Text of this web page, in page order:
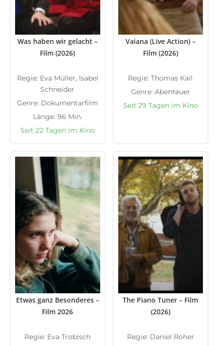
Was haben wir gelacht –
Film (2026)
Regie: Eva Müller, Isabel
Schneider
Genre: Dokumentarfilm
Länge: 96 Min.
Seit 22 Tagen im Kino
Vaiana (Live Action) –
Film (2026)
Regie: Thomas Kail
Genre: Abenteuer
Seit 29 Tagen im Kino
Etwas ganz Besonderes –
Film 2026
Regie: Eva Trobisch
The Piano Tuner – Film
(2026)
Regie: Daniel Roher